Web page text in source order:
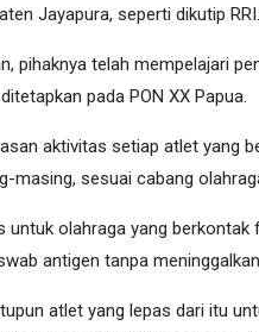
Jayapura, seperti dikutip
pihaknya telah mempelajari
pada PON XX Papua.
aktivitas setiap atlet yang
masing, sesuai cabang
untuk olahraga yang
antigen tanpa
atlet yang lepas dari itu